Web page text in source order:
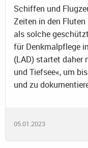
Schiffen und
Zeiten in den
als solche
für Denkmalpflege
(LAD) startet daher
und Tiefsee«, um
und zu
05.01.2023